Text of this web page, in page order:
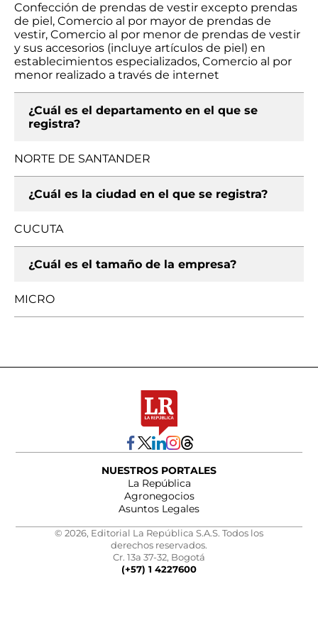
Confección de prendas de vestir excepto prendas
de piel, Comercio al por mayor de prendas de
vestir, Comercio al por menor de prendas de vestir
y sus accesorios (incluye artículos de piel) en
establecimientos especializados, Comercio al por
menor realizado a través de internet
¿Cuál es el departamento en el que se
registra?
NORTE DE SANTANDER
¿Cuál es la ciudad en el que se registra?
CUCUTA
¿Cuál es el tamaño de la empresa?
MICRO
NUESTROS PORTALES
La República
Agronegocios
Asuntos Legales
© 2026, Editorial La República S.A.S. Todos los
derechos reservados.
Cr. 13a 37-32, Bogotá
(+57) 1 4227600